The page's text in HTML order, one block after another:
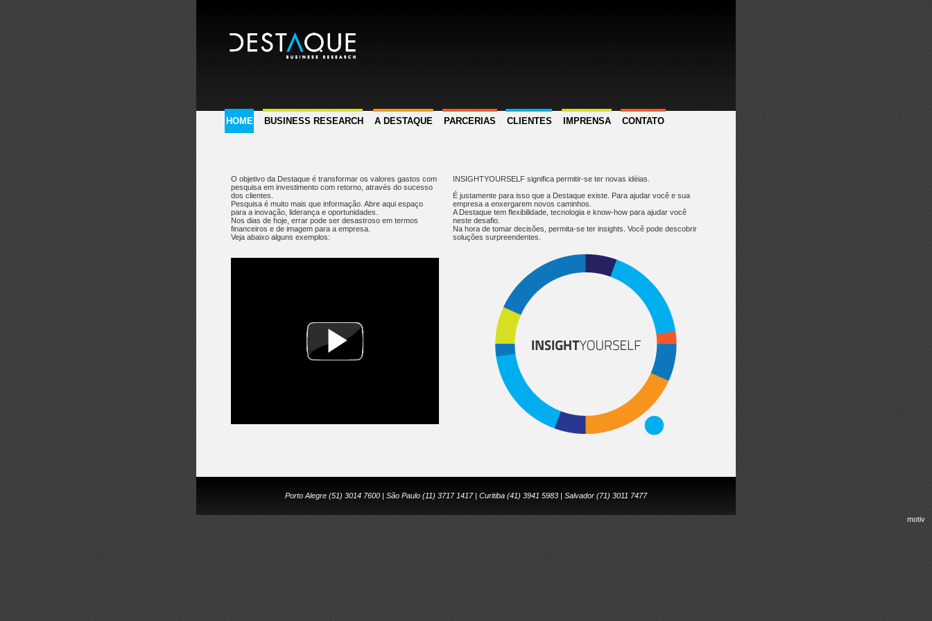
HOME BUSINESS RESEARCH A DESTAQUE PARCERIAS CLIENTES IMPRENSA CONTATO
O objetivo da Destaque é transformar os valores gastos com
pesquisa em investimento com retorno, através do sucesso
dos clientes.
Pesquisa é muito mais que informação. Abre aqui espaço
para a inovação, liderança e oportunidades.
Nos dias de hoje, errar pode ser desastroso em termos
financeiros e de imagem para a empresa.
Veja abaixo alguns exemplos:
INSIGHTYOURSELF significa permitir-se ter novas idéias.
É justamente para isso que a Destaque existe. Para ajudar você e sua
empresa a enxergarem novos caminhos.
A Destaque tem flexibilidade, tecnologia e know-how para ajudar você
neste desafio.
Na hora de tomar decisões, permita-se ter insights. Você pode descobrir
soluções surpreendentes.
Porto Alegre (51) 3014 7600 | São Paulo (11) 3717 1417 | Curitiba (41) 3941 5983 | Salvador (71) 3011 7477
motiv